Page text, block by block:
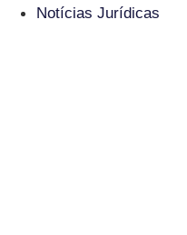
Notícias Jurídicas